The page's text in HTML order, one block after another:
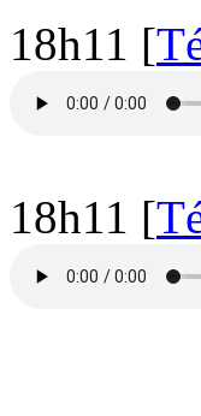
18h11 [
18h11 [